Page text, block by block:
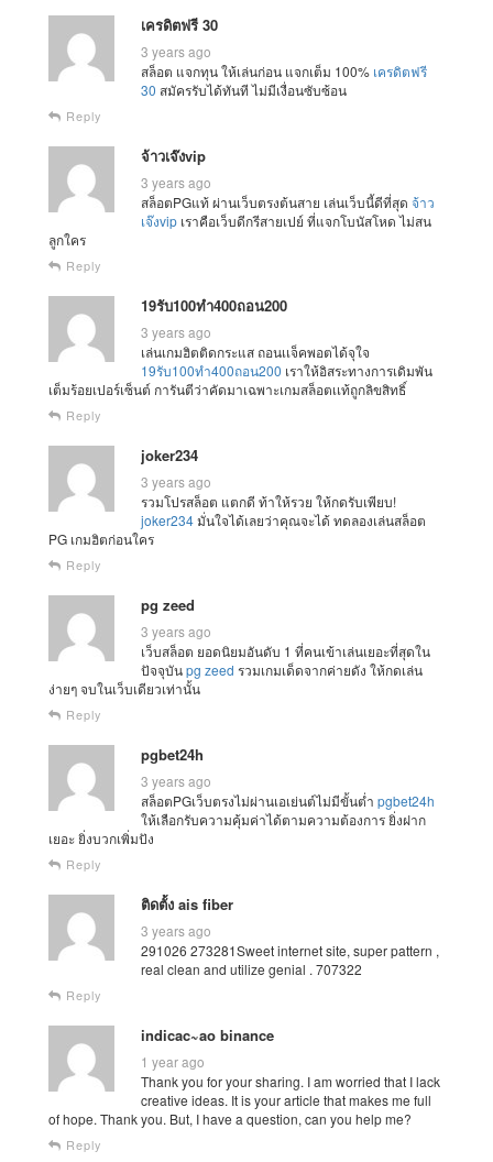
เครดิตฟรี 30
3 years ago
สล็อต แจกทุน ให้เล่นก่อน แจกเต็ม 100% เครดิตฟรี
30 สมัครรับได้ทันที ไม่มีเงื่อนซับซ้อน
Reply
จ้าวเจ๊งvip
3 years ago
สล็อตPGแท้ ผ่านเว็บตรงต้นสาย เล่นเว็บนี้ดีที่สุด จ้าว
เจ๊งvip เราคือเว็บดีกรีสายเปย์ ที่แจกโบนัสโหด ไม่สน
ลูกใคร
Reply
19รับ100ทํา400ถอน200
3 years ago
เล่นเกมฮิตติดกระแส ถอนเเจ็คพอตได้จุใจ
19รับ100ทํา400ถอน200 เราให้อิสระทางการเดิมพัน
เต็มร้อยเปอร์เซ็นต์ การันตีว่าคัดมาเฉพาะเกมสล็อตเเท้ถูกลิขสิทธิ์
Reply
joker234
3 years ago
รวมโปรสล็อต แตกดี ท้าให้รวย ให้กดรับเพียบ!
joker234มั่นใจได้เลยว่าคุณจะได้ ทดลองเล่นสล็อต
PG เกมฮิตก่อนใคร
Reply
pg zeed
3 years ago
เว็บสล็อต ยอดนิยมอันดับ 1 ที่คนเข้าเล่นเยอะที่สุดใน
ปัจจุบันpg zeed รวมเกมเด็ดจากค่ายดัง ให้กดเล่น
ง่ายๆ จบในเว็บเดียวเท่านั้น
Reply
pgbet24h
3 years ago
สล็อตPGเว็บตรงไม่ผ่านเอเย่นต์ไม่มีขั้นต่ำ pgbet24h
ให้เลือกรับความคุ้มค่าได้ตามความต้องการ ยิ่งฝาก
เยอะ ยิ่งบวกเพิ่มปัง
Reply
ติดตั้ง ais fiber
3 years ago
291026 273281Sweet internet site, super pattern ,
real clean and utilize genial . 707322
Reply
indicac~ao binance
1 year ago
Thank you for your sharing. I am worried that I lack
creative ideas. It is your article that makes me full
of hope. Thank you. But, I have a question, can you help me?
Reply